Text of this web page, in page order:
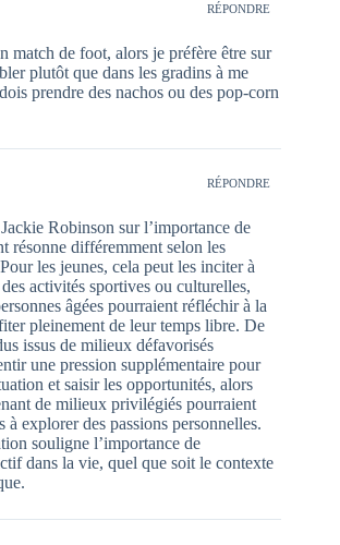
RÉPONDRE
match de foot, alors je préfère être sur
plutôt que dans les gradins à me
prendre des nachos ou des pop-corn
RÉPONDRE
Robinson sur l’importance de
résonne différemment selon les
les jeunes, cela peut les inciter à
des activités sportives ou culturelles,
âgées pourraient réfléchir à la
pleinement de leur temps libre. De
issus de milieux défavorisés
une pression supplémentaire pour
et saisir les opportunités, alors
de milieux privilégiés pourraient
à explorer des passions personnelles.
souligne l’importance de
dans la vie, quel que soit le contexte